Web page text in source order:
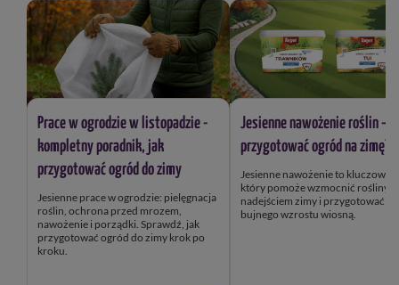
Prace w ogrodzie w listopadzie -
kompletny poradnik, jak
przygotować ogród do zimy
Jesienne prace w ogrodzie: pielęgnacja
roślin, ochrona przed mrozem,
nawożenie i porządki. Sprawdź, jak
przygotować ogród do zimy krok po
kroku.
Jesienne nawożenie roślin –
przygotować ogród na zimę?
Jesienne nawożenie to kluczowy
który pomoże wzmocnić rośliny przed
nadejściem zimy i przygotować je
bujnego wzrostu wiosną.